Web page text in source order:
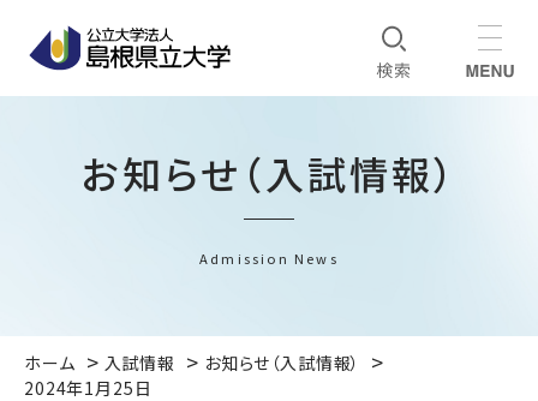
お知らせ（入試情報）
Admission News
ホーム 入試情報
お知らせ（入試情報）
2024年1月25日